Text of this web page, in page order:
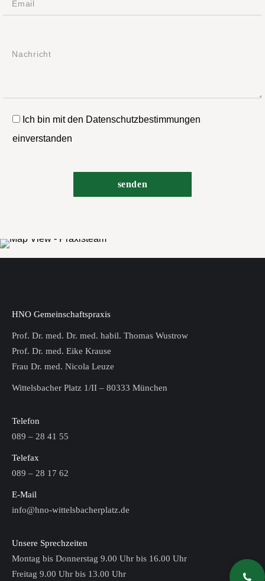
Ich bin mit den Datenschutzbestimmungen
einverstanden
HNO Gemeinschaftspraxis
Prof. Dr. med. Dr. med. habil. Thomas Wustrow
Prof. Dr. med. Eike Krause
Frau Dr. med. Nicola Leuze
Wittelsbacher Platz 1/II – 80333 München
Telefon
089 – 28 41 55
Telefax
089 – 28 17 62
E-Mail
info@hno-wittelsbacherplatz.de
Unsere Sprechzeiten
Montag bis Donnerstag 9.00 Uhr bis 16.00 Uhr
Freitag 9.00 Uhr bis 13.00 Uhr